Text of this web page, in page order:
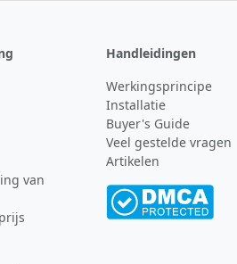
van
Handleidingen
Werkingsprincipe
Installatie
Buyer's Guide
Veel gestelde vragen
Artikelen